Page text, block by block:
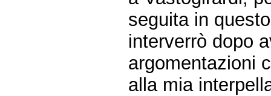
seguita in
interverrò dopo
argomentazioni
alla mia